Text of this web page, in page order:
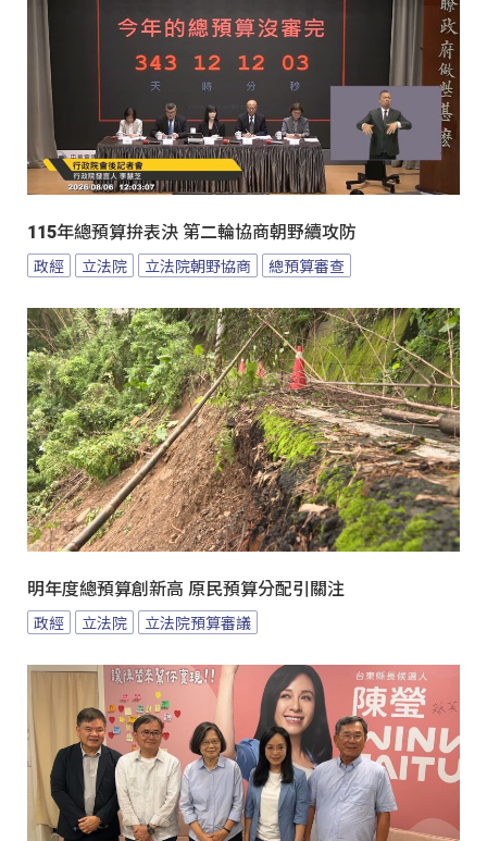
115年總預算拚表決 第二輪協商朝野續攻防
政經 立法院 立法院朝野協商 總預算審查
明年度總預算創新高 原民預算分配引關注
政經 立法院 立法院預算審議